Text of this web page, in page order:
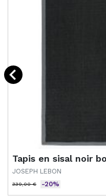
Tapis en sisal noir
JOSEPH LEBON
Prix de base
339,00 €
Prix -20%